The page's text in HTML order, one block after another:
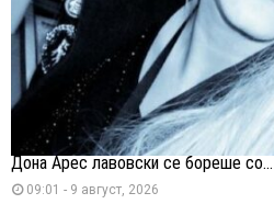
Дона Арес лавовски се бореше со...
09:01 - 9 август, 2026